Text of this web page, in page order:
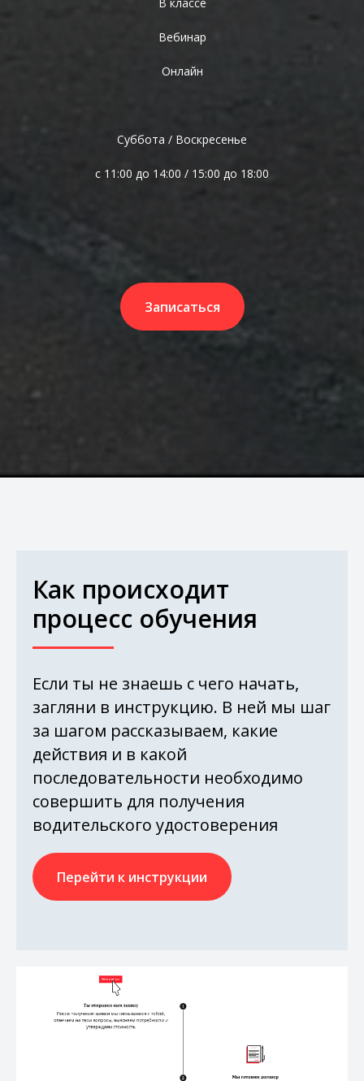
Вебинар
Онлайн
Суббота / Воскресенье
с 11:00 до 14:00 / 15:00 до 18:00
Записаться
Как происходит
процесс обучения
Если ты не знаешь с чего начать,
загляни в инструкцию. В ней мы шаг
за шагом рассказываем, какие
действия и в какой
последовательности необходимо
совершить для получения
водительского удостоверения
Перейти к инструкции